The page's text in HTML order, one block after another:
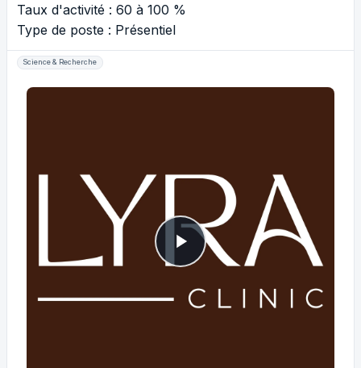
Taux d'activité : 60 à 100 %
Type de poste : Présentiel
Science & Recherche